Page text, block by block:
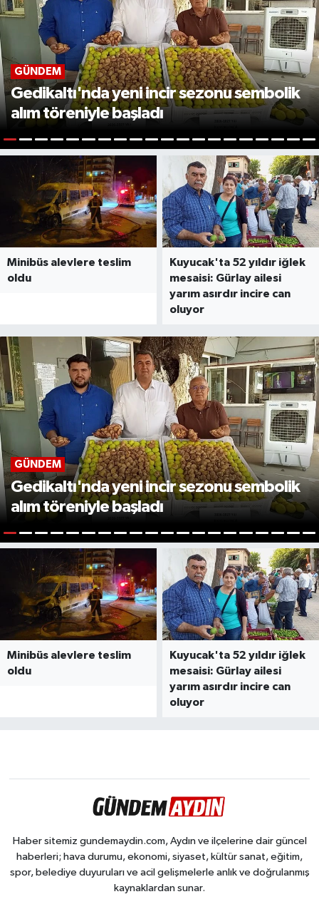
GÜNDEM
Gedikaltı'nda yeni incir sezonu sembolik
alım töreniyle başladı
1 2 3 4 5 6 7 8 9 10 121314151617 181920
Minibüs alevlere teslim
oldu
Kuyucak'ta 52 yıldır iğlek
mesaisi: Gürlay ailesi
yarım asırdır incire can
oluyor
GÜNDEM
Gedikaltı'nda yeni incir sezonu sembolik
alım töreniyle başladı
1 2 3 4 5 6 7 8 9 10 121314151617 181920
Minibüs alevlere teslim
oldu
Kuyucak'ta 52 yıldır iğlek
mesaisi: Gürlay ailesi
yarım asırdır incire can
oluyor
Haber sitemiz gundemaydin.com, Aydın ve ilçelerine dair güncel
haberleri; hava durumu, ekonomi, siyaset, kültür sanat, eğitim,
spor, belediye duyuruları ve acil gelişmelerle anlık ve doğrulanmış
kaynaklardan sunar.